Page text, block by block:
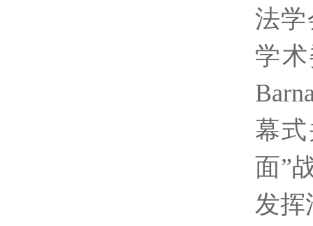
法
学
幕
面”
发挥